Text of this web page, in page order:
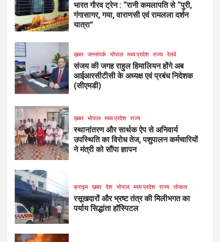
भारत गौरव ट्रेन : “रानी कमलापति से “पुरी,
गंगासागर, गया, वाराणसी एवं रामलला दर्शन
यात्रा”
ख़बर जनसंपर्क भोपाल मध्य प्रदेश राज्य रेलवे
संजय की जगह राहुल हिमालियन होंगे अब
आईआरसीटीसी के अध्यक्ष एवं प्रबंध निदेशक
(सीएमडी)
ख़बर भोपाल मध्य प्रदेश राज्य
स्थानांतरण और सार्थक ऐप से अनिवार्य
उपस्थिति का विरोध तेज, पशुपालन कर्मचारियों
ने मंत्री को सौंपा ज्ञापन
क्राइम ख़बर देश भोपाल मध्य प्रदेश राज्य लोकल
रसूखदारों और भ्रष्ट तंत्र की मिलीभगत का
पर्याय सिद्धांता हॉस्पिटल